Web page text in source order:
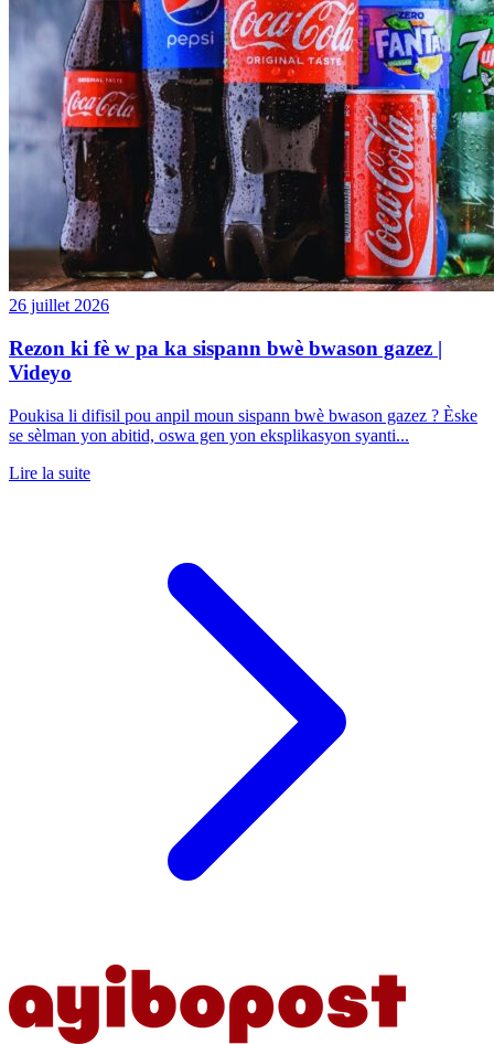
26 juillet 2026
Rezon ki fè w pa ka sispann bwè bwason gazez |
Videyo
Poukisa li difisil pou anpil moun sispann bwè bwason gazez ? Èske
se sèlman yon abitid, oswa gen yon eksplikasyon syanti...
Lire la suite